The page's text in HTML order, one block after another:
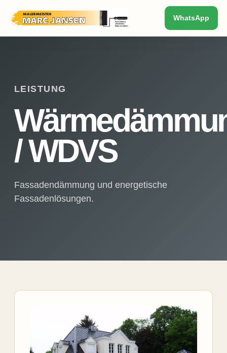
WhatsApp
LEISTUNG
/ WDVS
Fassadendämmung und energetische
Fassadenlösungen.